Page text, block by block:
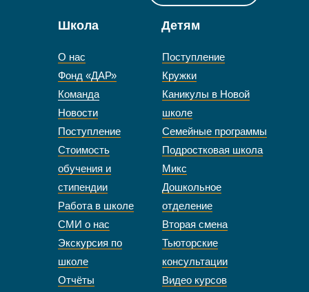
Школа Детям
О нас
Фонд «ДАР»
Команда
Новости
Поступление
Стоимость
обучения и
стипендии
Работа в школе
СМИ о нас
Экскурсия по
школе
Отчёты
Поступление
Кружки
Каникулы в Новой
школе
Семейные программы
Подростковая школа
Микс
Дошкольное
отделение
Вторая смена
Тьюторские
консультации
Видео курсов